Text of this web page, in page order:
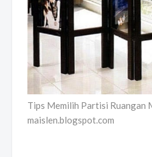
Tips Memilih Partisi Ruangan
maislen.blogspot.com